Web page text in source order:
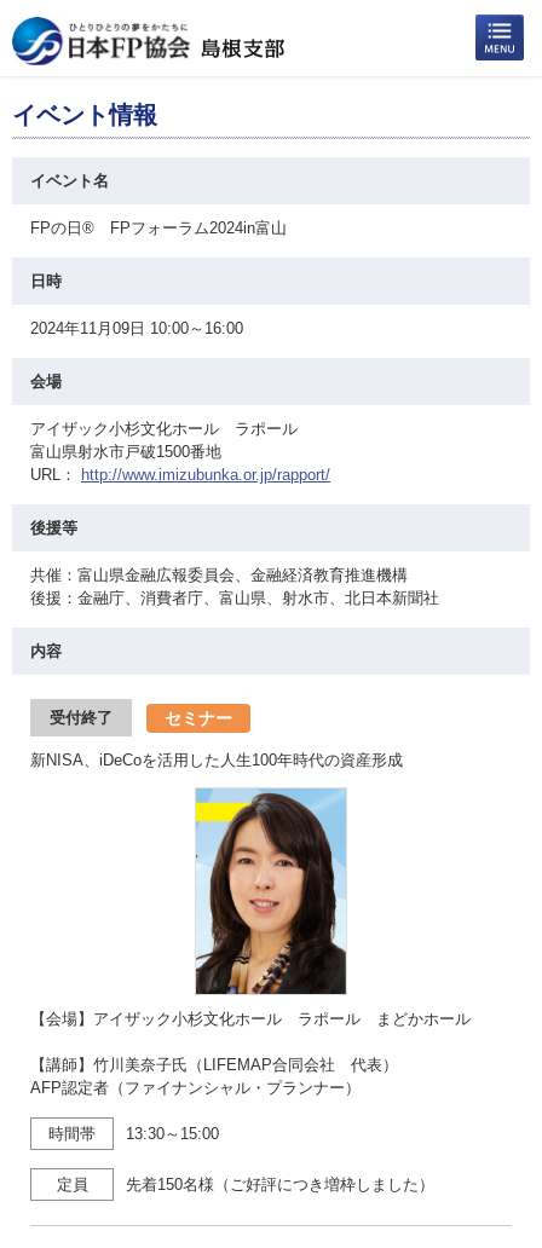
イベント情報
イベント名
FPの日® FPフォーラム2024in富山
日時
2024年11月09日 10:00～16:00
会場
アイザック小杉文化ホール ラポール
富山県射水市戸破1500番地
URL：
http://www.imizubunka.or.jp/rapport/
後援等
共催：富山県金融広報委員会、金融経済教育推進機構
後援：金融庁、消費者庁、富山県、射水市、北日本新聞社
内容
受付終了 セミナー
新NISA、iDeCoを活用した人生100年時代の資産形成
【会場】アイザック小杉文化ホール ラポール まどかホール
【講師】竹川美奈子氏（LIFEMAP合同会社 代表）
AFP認定者（ファイナンシャル・プランナー）
時間帯 13:30～15:00
定員 先着150名様（ご好評につき増枠しました）